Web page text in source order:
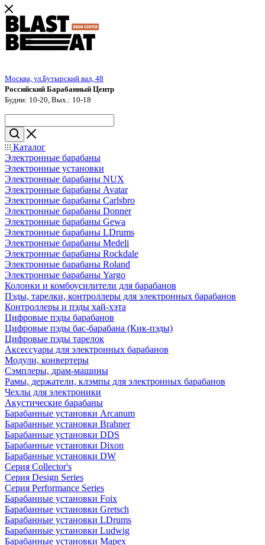
Москва, ул.Бутырский вал, 48
Российский Барабанный Центр
Будни: 10-20, Вых.: 10-18
Каталог
Электронные барабаны
Электронные установки
Электронные барабаны NUX
Электронные барабаны Avatar
Электронные барабаны Carlsbro
Электронные барабаны Donner
Электронные барабаны Gewa
Электронные барабаны LDrums
Электронные барабаны Medeli
Электронные барабаны Rockdale
Электронные барабаны Roland
Электронные барабаны Yargo
Колонки и комбоусилители для барабанов
Пэды, тарелки, контроллеры для электронных барабанов
Контроллеры и пэды хай-хэта
Цифровые пэды барабанов
Цифровые пэды бас-барабана (Кик-пэды)
Цифровые пэды тарелок
Аксессуары для электронных барабанов
Модули, конвертеры
Сэмплеры, драм-машины
Рамы, держатели, клэмпы для электронных барабанов
Чехлы для электроники
Акустические барабаны
Барабанные установки Arcanum
Барабанные установки Brahner
Барабанные установки DDS
Барабанные установки Dixon
Барабанные установки DW
Серия Collector's
Серия Design Series
Серия Performance Series
Барабанные установки Foix
Барабанные установки Gretsch
Барабанные установки LDrums
Барабанные установки Ludwig
Барабанные установки Mapex